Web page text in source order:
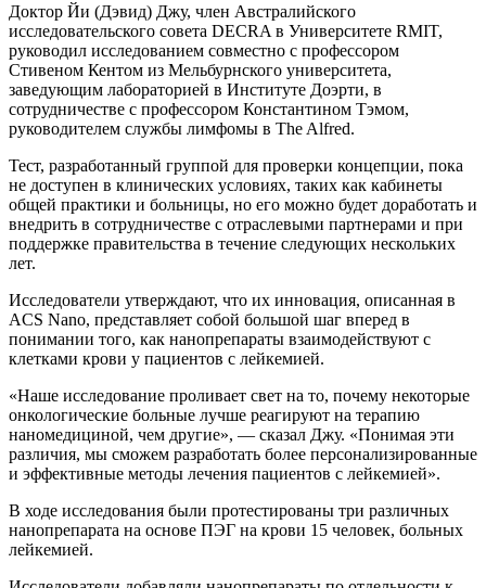
Доктор Йи (Дэвид) Джу, член Австралийского
исследовательского совета DECRA в Университете RMIT,
руководил исследованием совместно с профессором
Стивеном Кентом из Мельбурнского университета,
заведующим лабораторией в Институте Доэрти, в
сотрудничестве с профессором Константином Тэмом,
руководителем службы лимфомы в The Alfred.
Тест, разработанный группой для проверки концепции, пока
не доступен в клинических условиях, таких как кабинеты
общей практики и больницы, но его можно будет доработать и
внедрить в сотрудничестве с отраслевыми партнерами и при
поддержке правительства в течение следующих нескольких
лет.
Исследователи утверждают, что их инновация, описанная в
ACS Nano, представляет собой большой шаг вперед в
понимании того, как нанопрепараты взаимодействуют с
клетками крови у пациентов с лейкемией.
«Наше исследование проливает свет на то, почему некоторые
онкологические больные лучше реагируют на терапию
наномедициной, чем другие», — сказал Джу. «Понимая эти
различия, мы сможем разработать более персонализированные
и эффективные методы лечения пациентов с лейкемией».
В ходе исследования были протестированы три различных
нанопрепарата на основе ПЭГ на крови 15 человек, больных
лейкемией.